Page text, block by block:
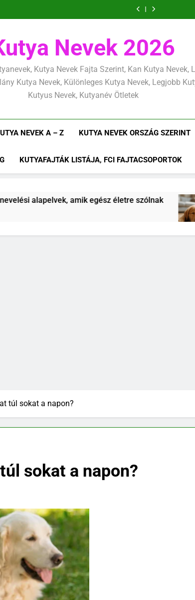
első
héten
kezdj
alapelvek,
szólnak
mentálisan
határok:
alapjai,
első
héten
kezdj
alapelvek,
szólnak
következetesen
Nevek 2026
Kutya Nevek Fajta Szerint, Kan Kutya Nevek,
Kutya Nevek, Különleges Kutya Nevek, Legjobb
Kutyus Nevek, Kutyanév Ötletek
NEVEK A – Z KUTYA NEVEK ORSZÁG SZERINT
KUTYAFAJTÁK LISTÁJA, FCI FAJTACSOPORTOK
amik egész életre szólnak
4 Hónap
túl sokat a napon?
sokat a napon?